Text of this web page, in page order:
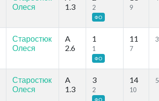
Олеся
1.3
2
ФО
9
Старостюк
Олеся
A
2.6
1
1
ФО
11
7
Старостюк
Олеся
A
1.3
3
2
ФО
14
10